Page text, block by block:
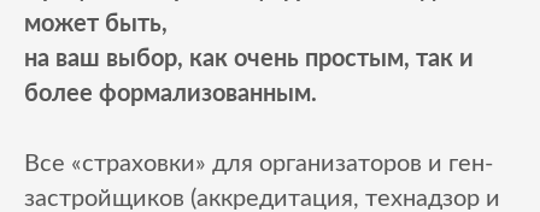
может быть,
на ваш выбор, как очень простым, так и
более формализованным.
Все «страховки» для организаторов и ген-
застройщиков (аккредитация, технадзор и